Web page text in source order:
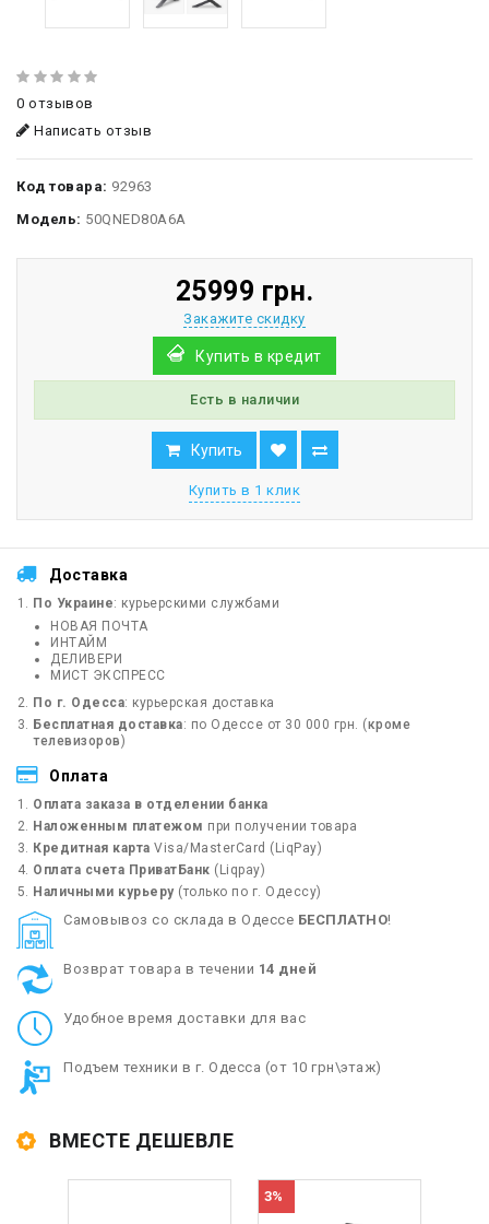
0 отзывов
Написать отзыв
Код товара: 92963
Модель: 50QNED80A6A
25999 грн.
Закажите скидку
Купить в кредит
Есть в наличии
Купить
Купить в 1 клик
Доставка
По Украине: курьерскими службами
НОВАЯ ПОЧТА
ИНТАЙМ
ДЕЛИВЕРИ
МИСТ ЭКСПРЕСС
По г. Одесса: курьерская доставка
Бесплатная доставка: по Одессе от 30 000 грн. (кроме
телевизоров)
Оплата
Оплата заказа в отделении банка
Наложенным платежом при получении товара
Кредитная карта Visa/MasterCard (LiqPay)
Оплата счета ПриватБанк (Liqpay)
Наличными курьеру(только по г. Одессу)
Cамовывоз со склада в Одессе БЕСПЛАТНО!
Возврат товара в течении 14 дней
Удобное время доставки для вас
Подъем техники в г. Одесса (от 10 грн\этаж)
ВМЕСТЕ ДЕШЕВЛЕ
3%